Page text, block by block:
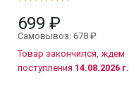
699 ₽
Самовывоз: 678 ₽
Товар закончился, ждем
поступления 14.08.2026 г.